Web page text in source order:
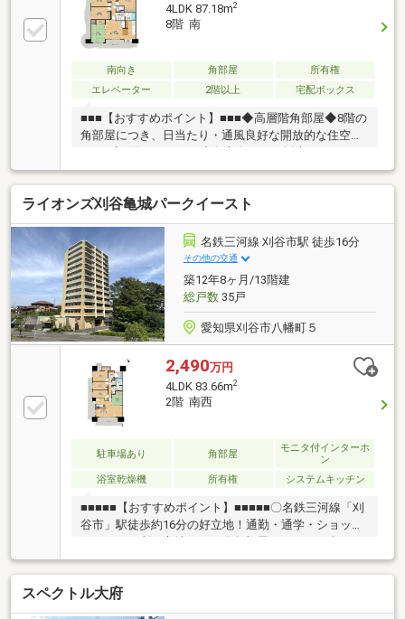
4LDK 87.18m2
8階 南
南向き 角部屋
所有権
エレベーター
2階以上 宅配ボックス
■■■【おすすめポイント】■■■◆高層階角部屋◆8階の
角部屋につき、日当たり・通風良好な開放的な住空間
洗濯物の取り込みも便利な間取りです♪◆80平米超の
4LDK◆ご家族それぞれの空間を確保し、ゆとりある生
活が可能です♪◆敷地内平面駐車場有◆敷地内の平面
自走式駐車場が1台分継承可能です！来客用駐車場も
あるマンションで、駐車スペースに困りません♪◆ペ
ット飼育可能◆大切なご家族と一緒にお過ごしいただ
けるマンションです♪◆収納充実◆各居室に収納スペ
ースがあり、お部屋をすっきりと保つことができます
♪
ライオンズ刈谷亀城パークイースト
名鉄三河線 刈谷市駅 徒歩16分
その他の交通
築12年8ヶ月/13階建
総戸数35戸
愛知県刈谷市八幡町５
2,490万円
4LDK 83.66m2
2階 南西
駐車場あり 角部屋
モニタ付インターホ
ン
浴室乾燥機
所有権 システムキッチン
■■■■■【おすすめポイント】■■■■■〇名鉄三河線「刈
谷市」駅徒歩約16分の好立地！通勤・通学・ショッピ
り・風通し良好物件です！〇築12年！築浅マンショ
ン！室内大変綺麗にお使いです！〇収納充実していま
す！家事動線もスムーズです！〇専有面積83.66平米！
広々とした4LDKです！〇ペット飼育可能です(管理規
スペクトル大府